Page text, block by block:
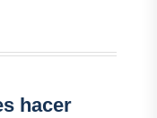
hacer